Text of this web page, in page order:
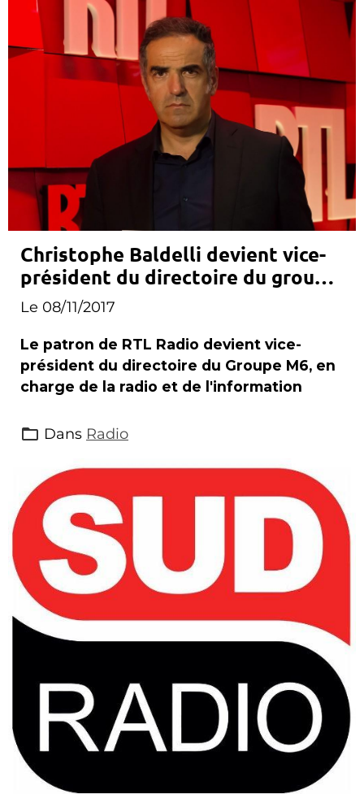
Christophe Baldelli devient vice-
président du directoire du groupe
M6
Le 08/11/2017
Le patron de RTL Radio devient vice-
président du directoire du Groupe M6, en
charge de la radio et de l'information
Dans Radio